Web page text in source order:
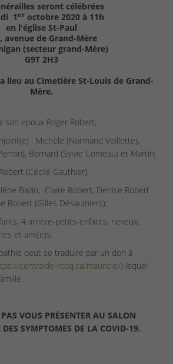
seront célébrées
1eroctobre 2020 à 11h
en l'église St-Paul
avenue de Grand-Mère
(secteur grand-Mère)
G9T 2H3
lieu au Cimetière St-Louis de Grand-
Mère.
son époux Roger Robert;
: Michèle (Normand Veillette),
Bernard (Sylvie Comeau) et Martin;
(Cécile Gauthier);
Bazin, Claire Robert, Denise Robert
Robert (Gilles Désaulniers);
4 arrière-petits-enfants, neveux,
et ami(e)s.
peut se traduire par un don à
centraide-rcoq.ca/mauricie/) lequel
VOUS PRÉSENTER AU SALON
SYMPTOMES DE LA COVID-19.